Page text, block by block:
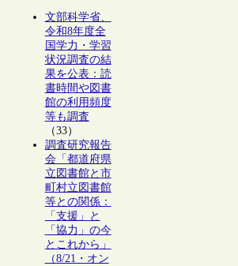
文部科学省、
令和8年度全
国学力・学習
状況調査の結
果を公表：読
書時間や図書
館の利用頻度
等も調査
（33）
調査研究報告
会「都道府県
立図書館と市
町村立図書館
等との関係：
「支援」と
「協力」の今
とこれから」
（8/21・オン